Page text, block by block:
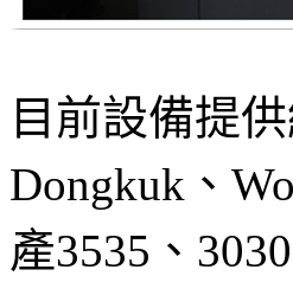
目前設備提
Dongkuk、
產3535、